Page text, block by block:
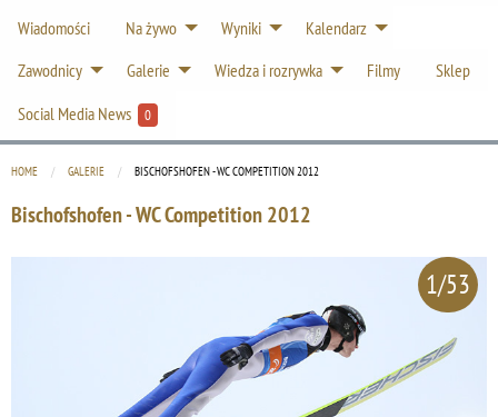
Wiadomości Na żywo Wyniki
Kalendarz
Zawodnicy
Galerie Wiedza i rozrywka Filmy
Sklep
Social Media News
0
HOME GALERIE CURRENT:
BISCHOFSHOFEN - WC COMPETITION 2012
Bischofshofen - WC Competition 2012
1/53